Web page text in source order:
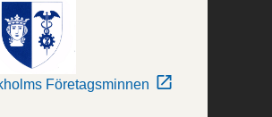
Företagsminnen